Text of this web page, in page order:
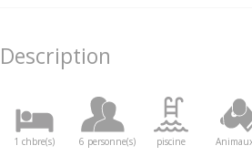
Description
1 chbre(s) 6 personne(s) piscine Animaux